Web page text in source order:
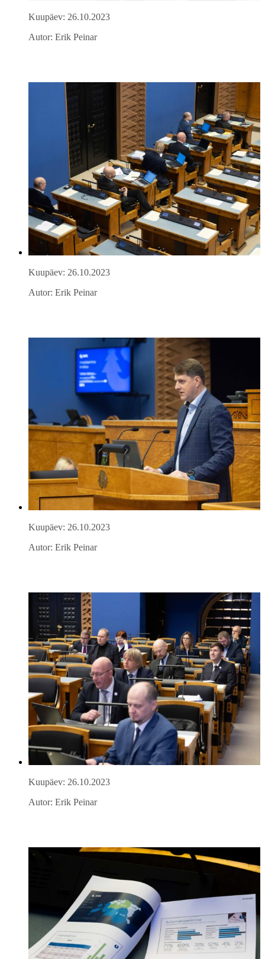
Kuupäev: 26.10.2023
Autor: Erik Peinar
Kuupäev: 26.10.2023
Autor: Erik Peinar
Kuupäev: 26.10.2023
Autor: Erik Peinar
Kuupäev: 26.10.2023
Autor: Erik Peinar